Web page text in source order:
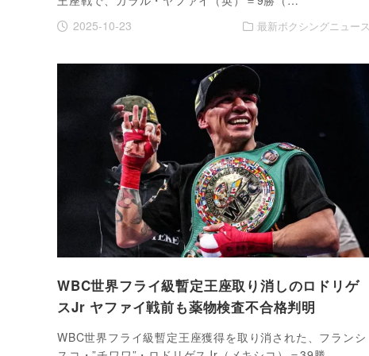
2025-10-23
最新ボクシングニュース
WBC世界フライ級暫定王座取り消しのロドリゲ
スJr ヤファイ戦前も薬物検査不合格判明
WBC世界フライ級暫定王座獲得を取り消された、フランシ